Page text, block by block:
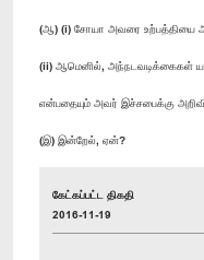
(ஆ) (i) சோயா அவரை உற்பத்தியை
(ii) ஆமெனில், அந்நடவடிக்கைகள்
என்பதையும் அவர் இச்சபைக்கு
(இ) இன்றேல், ஏன்?
கேட்கப்பட்ட திகதி
2016-11-19